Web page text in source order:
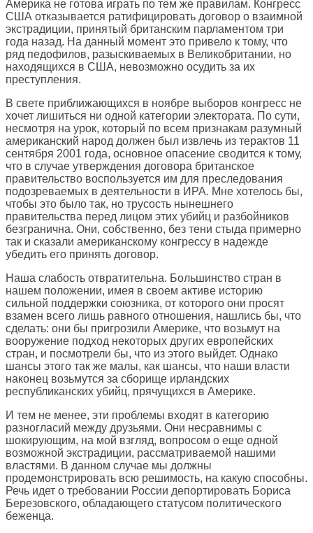
Америка не готова играть по тем же правилам. Конгресс
США отказывается ратифицировать договор о взаимной
экстрадиции, принятый британским парламентом три
года назад. На данный момент это привело к тому, что
ряд педофилов, разыскиваемых в Великобритании, но
находящихся в США, невозможно осудить за их
преступления.
В свете приближающихся в ноябре выборов конгресс не
хочет лишиться ни одной категории электората. По сути,
несмотря на урок, который по всем признакам разумный
американский народ должен был извлечь из терактов 11
сентября 2001 года, основное опасение сводится к тому,
что в случае утверждения договора британское
правительство воспользуется им для преследования
подозреваемых в деятельности в ИРА. Мне хотелось бы,
чтобы это было так, но трусость нынешнего
правительства перед лицом этих убийц и разбойников
безгранична. Они, собственно, без тени стыда примерно
так и сказали американскому конгрессу в надежде
убедить его принять договор.
Наша слабость отвратительна. Большинство стран в
нашем положении, имея в своем активе историю
сильной поддержки союзника, от которого они просят
взамен всего лишь равного отношения, нашлись бы, что
сделать: они бы пригрозили Америке, что возьмут на
вооружение подход некоторых других европейских
стран, и посмотрели бы, что из этого выйдет. Однако
шансы этого так же малы, как шансы, что наши власти
наконец возьмутся за сборище ирландских
республиканских убийц, прячущихся в Америке.
И тем не менее, эти проблемы входят в категорию
разногласий между друзьями. Они несравнимы с
шокирующим, на мой взгляд, вопросом о еще одной
возможной экстрадиции, рассматриваемой нашими
властями. В данном случае мы должны
продемонстрировать всю решимость, на какую способны.
Речь идет о требовании России депортировать Бориса
Березовского, обладающего статусом политического
беженца.